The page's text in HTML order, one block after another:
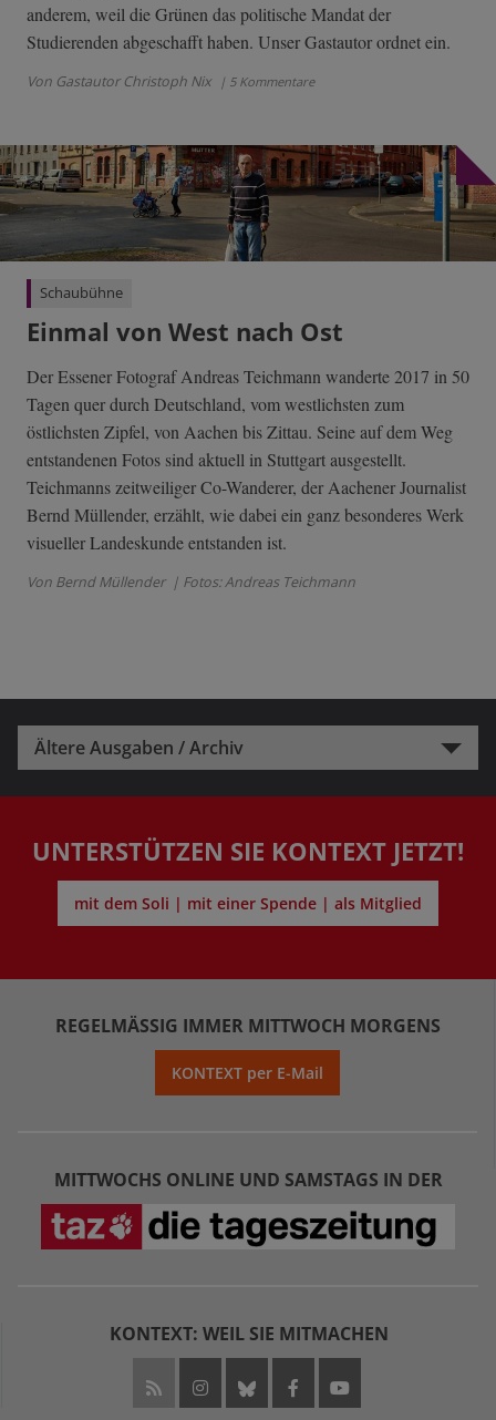
anderem, weil die Grünen das politische Mandat der
Studierenden abgeschafft haben. Unser Gastautor ordnet ein.
Von Gastautor Christoph Nix | 5 Kommentare
Schaubühne
Einmal von West nach Ost
Der Essener Fotograf Andreas Teichmann wanderte 2017 in 50
Tagen quer durch Deutschland, vom westlichsten zum
östlichsten Zipfel, von Aachen bis Zittau. Seine auf dem Weg
entstandenen Fotos sind aktuell in Stuttgart ausgestellt.
Teichmanns zeitweiliger Co-Wanderer, der Aachener Journalist
Bernd Müllender, erzählt, wie dabei ein ganz besonderes Werk
visueller Landeskunde entstanden ist.
Von Bernd Müllender | Fotos: Andreas Teichmann
Ältere Ausgaben / Archiv
UNTERSTÜTZEN SIE KONTEXT JETZT!
mit dem Soli | mit einer Spende | als Mitglied
REGELMÄSSIG IMMER MITTWOCH MORGENS
KONTEXT per E-Mail
MITTWOCHS ONLINE UND SAMSTAGS IN DER
KONTEXT: WEIL SIE MITMACHEN